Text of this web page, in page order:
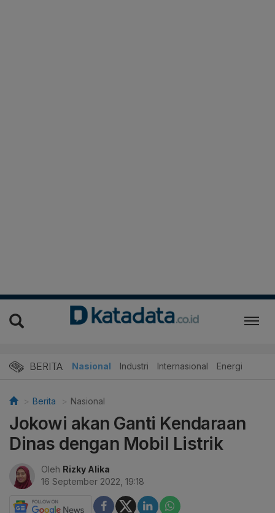
BERITA Nasional Industri Internasional Energi
Berita Nasional
Jokowi akan Ganti Kendaraan
Dinas dengan Mobil Listrik
Oleh Rizky Alika
16 September 2022, 19:18